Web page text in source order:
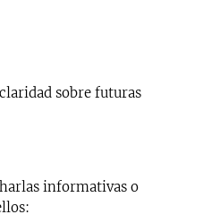
sobre futuras
informativas o